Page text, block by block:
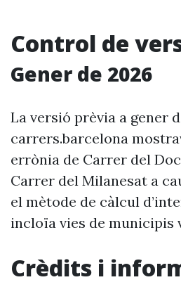
Control de
Gener de 2026
La versió prèvia a gener
carrers.barcelona
errònia de Carrer del
Carrer del Milanesat a
el mètode de càlcul
incloïa vies de municipis
Crèdits i